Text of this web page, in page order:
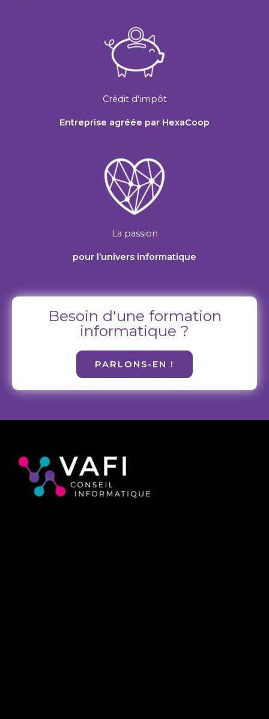
Crédit d'impôt
Entreprise agréée par HexaCoop
La passion
pour l’univers informatique
Besoin d'une formation
informatique ?
PARLONS-EN !